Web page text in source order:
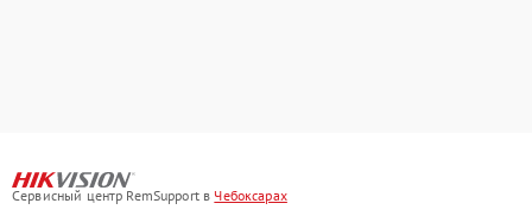
Сервисный центр RemSupport в Чебоксарах